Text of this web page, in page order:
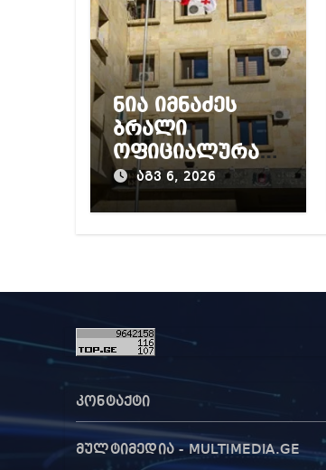
ნია იმნაძეს
ბრალი
ოფიციალურად
წაუყენეს –
აღნიშნული
ითვალისწინებს
აგვ 6, 2026
კონტაქტი
მულტიმედია - MULTIMEDIA.GE